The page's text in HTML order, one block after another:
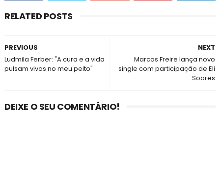
RELATED POSTS
NEXT
Marcos Freire lança novo
single com participação de Eli
Soares
PREVIOUS
Ludmila Ferber: "A cura e a vida
pulsam vivas no meu peito"
DEIXE O SEU COMENTÁRIO!